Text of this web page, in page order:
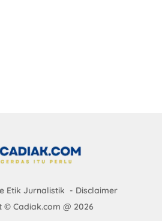
Etik Jurnalistik
Disclaimer
© Cadiak.com @ 2026